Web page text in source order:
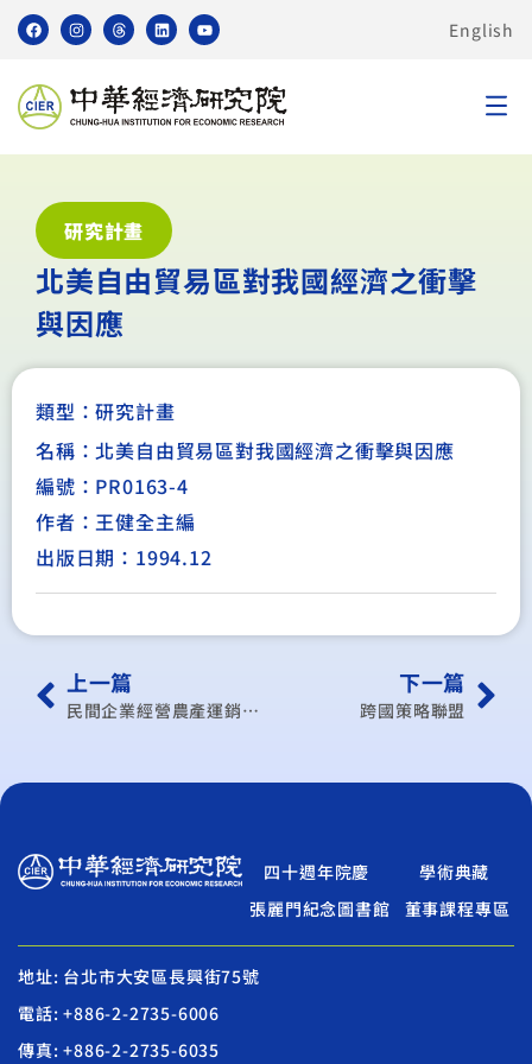
English
研究計畫
北美自由貿易區對我國經濟之衝擊
與因應
類型：研究計畫
名稱：北美自由貿易區對我國經濟之衝擊與因應
編號：PR0163-4
作者：王健全主編
出版日期：1994.12
上一篇
民間企業經營農產運銷業務之進入障礙分析與改進研究
下一篇
跨國策略聯盟
四十週年院慶
學術典藏
張麗門紀念圖書館
董事課程專區
地址: 台北市大安區長興街75號
電話: +886-2-2735-6006
傳真: +886-2-2735-6035